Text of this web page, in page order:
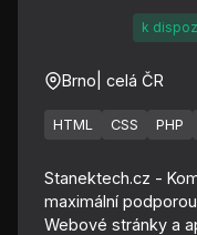
k
Brno | celá ČR
HTML CSS PHP
Stanektech.cz -
maximální
Webové stránky a